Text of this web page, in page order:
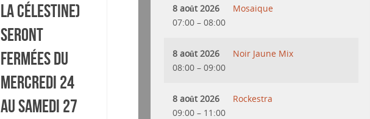
La Célestine)
seront
fermées du
mercredi 24
au samedi 27
8 août 2026
07:00 – 08:00
Mosaique
8 août 2026
08:00 – 09:00
Noir Jaune Mix
8 août 2026
09:00 – 11:00
Rockestra